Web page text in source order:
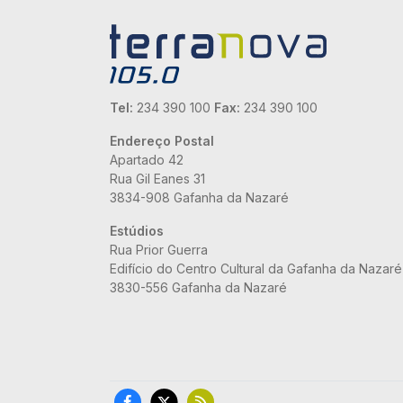
Tel: 234 390 100 Fax: 234 390 100
Endereço Postal
Apartado 42
Rua Gil Eanes 31
3834-908 Gafanha da Nazaré
Estúdios
Rua Prior Guerra
Edifício do Centro Cultural da Gafanha da Nazaré
3830-556 Gafanha da Nazaré